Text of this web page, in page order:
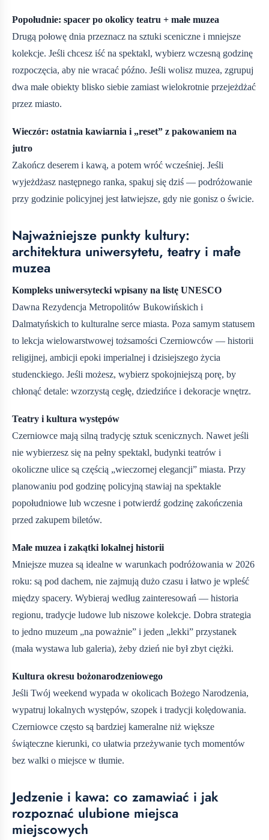
Popołudnie: spacer po okolicy teatru + małe muzea
Drugą połowę dnia przeznacz na sztuki sceniczne i mniejsze
kolekcje. Jeśli chcesz iść na spektakl, wybierz wczesną godzinę
rozpoczęcia, aby nie wracać późno. Jeśli wolisz muzea, zgrupuj
dwa małe obiekty blisko siebie zamiast wielokrotnie przejeżdżać
przez miasto.
Wieczór: ostatnia kawiarnia i „reset” z pakowaniem na
jutro
Zakończ deserem i kawą, a potem wróć wcześniej. Jeśli
wyjeżdżasz następnego ranka, spakuj się dziś — podróżowanie
przy godzinie policyjnej jest łatwiejsze, gdy nie gonisz o świcie.
Najważniejsze punkty kultury:
architektura uniwersytetu, teatry i małe
muzea
Kompleks uniwersytecki wpisany na listę UNESCO
Dawna Rezydencja Metropolitów Bukowińskich i
Dalmatyńskich to kulturalne serce miasta. Poza samym statusem
to lekcja wielowarstwowej tożsamości Czerniowców — historii
religijnej, ambicji epoki imperialnej i dzisiejszego życia
studenckiego. Jeśli możesz, wybierz spokojniejszą porę, by
chłonąć detale: wzorzystą cegłę, dziedzińce i dekoracje wnętrz.
Teatry i kultura występów
Czerniowce mają silną tradycję sztuk scenicznych. Nawet jeśli
nie wybierzesz się na pełny spektakl, budynki teatrów i
okoliczne ulice są częścią „wieczornej elegancji” miasta. Przy
planowaniu pod godzinę policyjną stawiaj na spektakle
popołudniowe lub wczesne i potwierdź godzinę zakończenia
przed zakupem biletów.
Małe muzea i zakątki lokalnej historii
Mniejsze muzea są idealne w warunkach podróżowania w 2026
roku: są pod dachem, nie zajmują dużo czasu i łatwo je wpleść
między spacery. Wybieraj według zainteresowań — historia
regionu, tradycje ludowe lub niszowe kolekcje. Dobra strategia
to jedno muzeum „na poważnie” i jeden „lekki” przystanek
(mała wystawa lub galeria), żeby dzień nie był zbyt ciężki.
Kultura okresu bożonarodzeniowego
Jeśli Twój weekend wypada w okolicach Bożego Narodzenia,
wypatruj lokalnych występów, szopek i tradycji kolędowania.
Czerniowce często są bardziej kameralne niż większe
świąteczne kierunki, co ułatwia przeżywanie tych momentów
bez walki o miejsce w tłumie.
Jedzenie i kawa: co zamawiać i jak
rozpoznać ulubione miejsca
miejscowych